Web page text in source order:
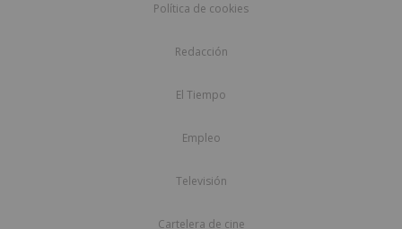
Política de cookies
Redacción
El Tiempo
Empleo
Televisión
Cartelera de cine